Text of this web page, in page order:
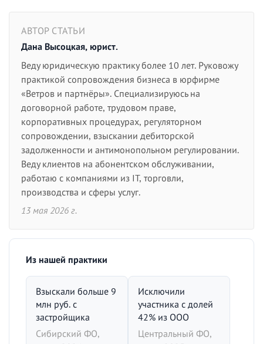
АВТОР СТАТЬИ
Дана Высоцкая, юрист.
Веду юридическую практику более 10 лет. Руковожу
практикой сопровождения бизнеса в юрфирме
«Ветров и партнёры». Специализируюсь на
договорной работе, трудовом праве,
корпоративных процедурах, регуляторном
сопровождении, взыскании дебиторской
задолженности и антимонопольном регулировании.
Веду клиентов на абонентском обслуживании,
работаю с компаниями из IT, торговли,
производства и сферы услуг.
13 мая 2026 г.
Из нашей практики
Взыскали больше 9
млн руб. с
застройщика
Сибирский ФО,
Исключили
участника с долей
42% из ООО
Центральный ФО,